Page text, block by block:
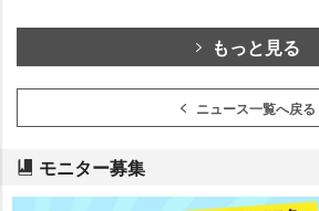
もっと見る
ニュース一覧へ戻る
モニター募集